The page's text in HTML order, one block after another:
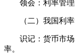
领会：利率管理
（二）我国利率
识记：货币市场
率。